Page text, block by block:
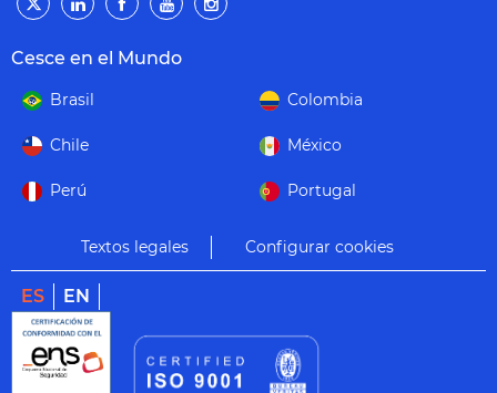
Cesce en el Mundo
Brasil Colombia
Chile México
Perú Portugal
Textos legales Configurar cookies
ES EN